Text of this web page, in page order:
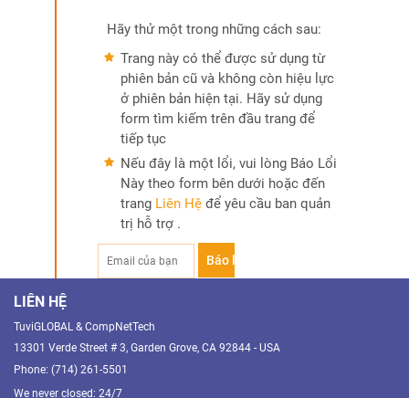
Hãy thử một trong những cách sau:
Trang này có thể được sử dụng từ
phiên bản cũ và không còn hiệu lực
ở phiên bản hiện tại. Hãy sử dụng
form tìm kiếm trên đầu trang để
tiếp tục
Nếu đây là một lổi, vui lòng Báo Lổi
Này theo form bên dưới hoặc đến
trang Liên Hệ để yêu cầu ban quản
trị hỗ trợ .
LIÊN HỆ
TuviGLOBAL & CompNetTech
13301 Verde Street # 3, Garden Grove, CA 92844 - USA
Phone: (714) 261-5501
We never closed: 24/7